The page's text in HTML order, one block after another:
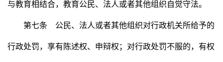
与教育相结合，教育公民、法人或者其他组织自觉守法。
第七条 公民、法人或者其他组织对行政机关所给予的
行政处罚，享有陈述权、申辩权；对行政处罚不服的，有权